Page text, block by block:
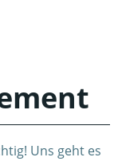
Uns geht es